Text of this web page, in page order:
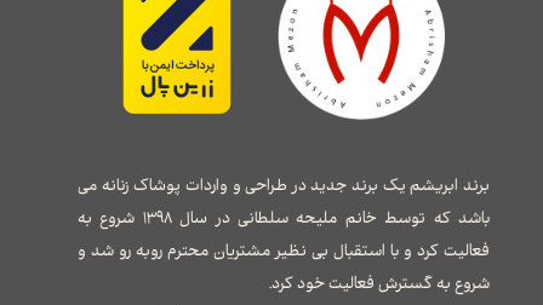
برند ابریشم یک برند جدید در طراحی و واردات پوشاک زنانه می
باشد که توسط خانم ملیحه سلطانی در سال ۱۳۹۸ شروع به
فعالیت کرد و با استقبال بی نظیر مشتریان محترم روبه رو شد و
شروع به گسترش فعالیت خود کرد.